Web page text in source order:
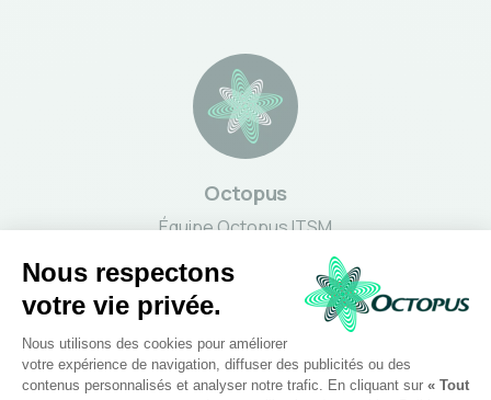
Octopus
Équipe Octopus ITSM